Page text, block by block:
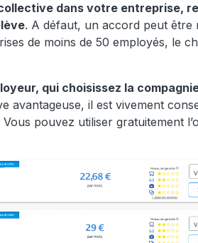
dans votre entreprise,
. A défaut, un accord peut être
de moins de 50 employés, le
qui choisissez la
avantageuse, il est vivement
pouvez utiliser gratuitement